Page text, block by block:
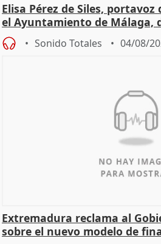
Elisa Pérez de Siles, portavoz
el Ayuntamiento de Málaga,
Sonido Totales 04/08/
Extremadura reclama al
sobre el nuevo modelo de